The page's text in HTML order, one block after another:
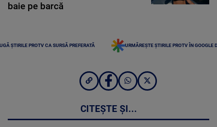
baie pe barcă
ȘTIRILE PROTV CA SURSĂ PREFERATĂ URMĂREȘTE ȘTIRILE PROTV ÎN GOOGLE
CITEȘTE ȘI...